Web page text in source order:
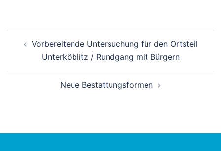
Vorbereitende Untersuchung für den Ortsteil
Unterköblitz / Rundgang mit Bürgern
Neue Bestattungsformen